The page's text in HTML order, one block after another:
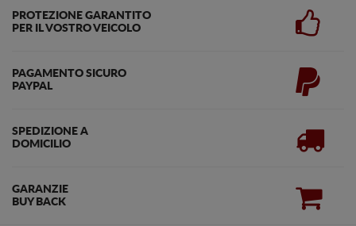
PROTEZIONE GARANTITO
PER IL VOSTRO VEICOLO
PAGAMENTO SICURO
PAYPAL
SPEDIZIONE A
DOMICILIO
GARANZIE
BUY BACK